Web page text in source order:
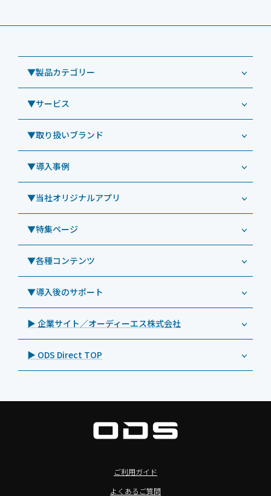
▼製品カテゴリー
業務用タブレット
Windowsタブレット TW2A-NF9LTA
Windowsタブレット TW2A-N9LTA
Windowsタブレット TW2A-N9LT
Windowsタブレット TW2A-E9LT
Androidタブレット TA2C-NF8
Androidタブレット TA2C-NF8BL
Androidタブレット TA2C-CS8
Androidタブレット TA2C-CS8BL
Androidタブレット TA2C-DR94G
Androidタブレット TA2C-M8AC
Androidタブレット TA2C-M8
デジタルホワイトボード／電子黒板
▼サービス
コールセンター
CRMシステム「カイゼンコール」
リペアサービス
教育機関向けiPad修理パック
社内ヘルプデスク代行サービス
教育機関向けiPad管理運用パック
教育機関向けICT支援ソリューション
教育機関向けネットワーク機器導入保守
キッティング
自治体向けDXソリューションサービス
法人向けiPad修理＆デバイス買取サービス
▼取り扱いブランド
ODS（オーディーエス）
LG（エルジー）
ViewSonic（ビューソニック）
PHILIPS（フィリップス）
DynaScan（ダイナスキャン）
SAMSUNG（サムスン）
Goodview（グッドビュー）
Cloudpoint（クラウドポイント）
BenQ（ベンキュー）
Magconn（マグコン）
BIAMP ／ Apart Audio（バイアンプ）
SpeakerCraft（スピーカークラフト）
▼導入事例
導入事例（業務用タブレット、デジタルサイネージほか）
事例：業務用タブレット端末
事例：業務用サイネージ・プロジェクター
事例：業務用オーディオ・その他AV機器
事例：サービス
▼当社オリジナルアプリ
業務効率化アプリ「NFCオプティマイザー」
サポート支援アプリ「ログ送信アプリ」
MDMアプリ「Tablet Control」
▼特集ページ
業務用タブレット
>特長1：USB Type-Aポート
>特長2：microHDMIポート
>特長3：AC常時給電タイプ
>飲食向けタブレット
>ホテル向けタブレット
>NFCタブレット
>Windowsタブレット
オーディーエスが選ばれる理由
▼各種コンテンツ
特集記事
製品カタログ
プレスリリース
製品写真
▼導入後のサポート
オーディーエスPCカスタマーセンター
▶ 企業サイト／オーディーエス株式会社
▶ ODS Direct TOP
ご利用ガイド
よくあるご質問